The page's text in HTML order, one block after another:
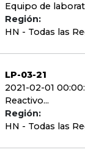
Equipo de
Región:
HN - Todas las
LP-03-21
2021-02-01
Reactivo...
Región:
HN - Todas las